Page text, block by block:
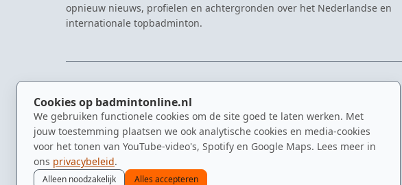
Cookies op badmintonline.nl
We gebruiken functionele cookies om de site goed te laten werken. Met
jouw toestemming plaatsen we ook analytische cookies en media-cookies
voor het tonen van YouTube-video's, Spotify en Google Maps. Lees meer in
ons privacybeleid.
Alleen noodzakelijk Alles accepteren
opnieuw nieuws, profielen en achtergronden over het Nederlandse en
internationale topbadminton.
Nieuws
Kennisbank
Spelers
Clubs
Video's
Eredivisie
NK Badminton
Dutch Open
Zomerbadminton